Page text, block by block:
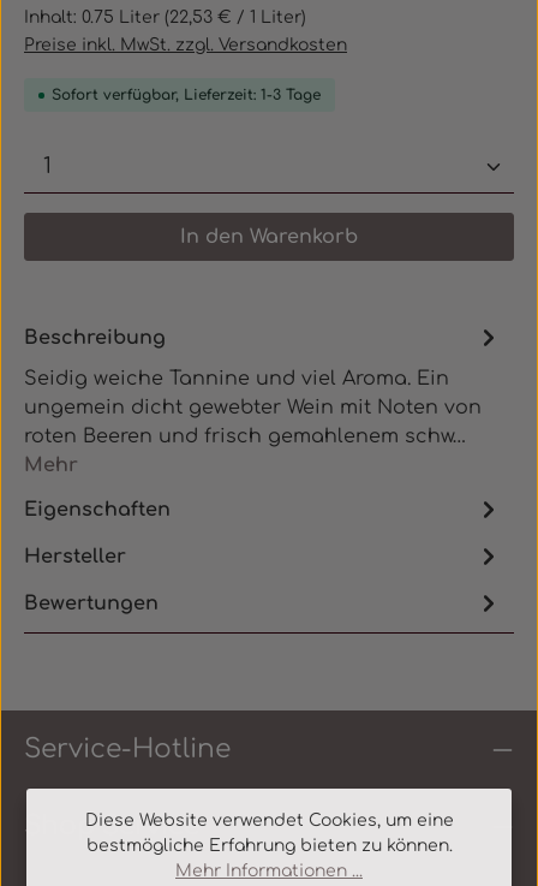
Inhalt: 0.75 Liter (22,53 € / 1 Liter)
Preise inkl. MwSt. zzgl. Versandkosten
Sofort verfügbar, Lieferzeit: 1-3 Tage
Produkt Anzahl: Gib den
In den Warenkorb
Beschreibung
Seidig weiche Tannine und viel Aroma. Ein
ungemein dicht gewebter Wein mit Noten von
roten Beeren und frisch gemahlenem schw…
Mehr
Eigenschaften
Hersteller
Bewertungen
Service-Hotline
Shop Service
Diese Website verwendet Cookies, um eine
bestmögliche Erfahrung bieten zu können.
Mehr Informationen ...